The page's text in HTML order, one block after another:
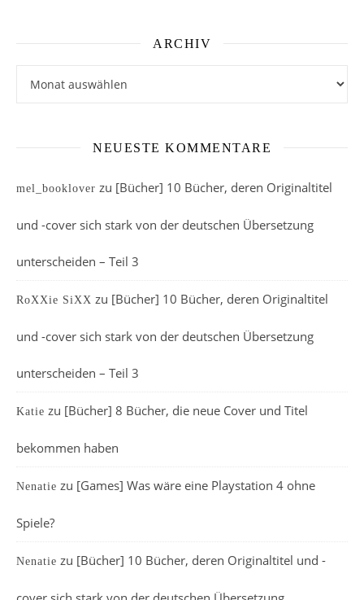
ARCHIV
NEUESTE KOMMENTARE
mel_booklover zu [Bücher] 10 Bücher, deren Originaltitel
und -cover sich stark von der deutschen Übersetzung
unterscheiden – Teil 3
RoXXie SiXX zu [Bücher] 10 Bücher, deren Originaltitel
und -cover sich stark von der deutschen Übersetzung
unterscheiden – Teil 3
Katie zu [Bücher] 8 Bücher, die neue Cover und Titel
bekommen haben
Nenatie zu [Games] Was wäre eine Playstation 4 ohne
Spiele?
Nenatie zu [Bücher] 10 Bücher, deren Originaltitel und -